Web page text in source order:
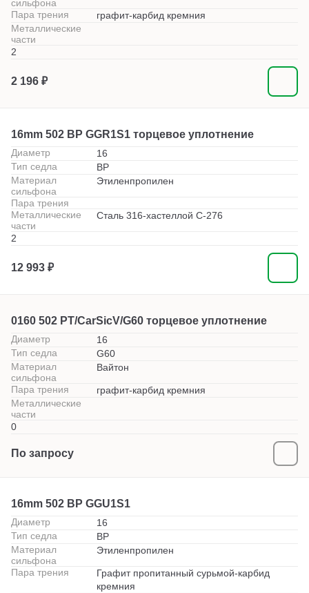
сильфона
Пара трения
графит-карбид кремния
Металлические
части
2
2 196 ₽
16mm 502 BP GGR1S1 торцевое уплотнение
Диаметр
16
Тип седла
BP
Материал
сильфона
Этиленпропилен
Пара трения
Металлические
части
Сталь 316-хастеллой С-276
2
12 993 ₽
0160 502 PT/CarSicV/G60 торцевое уплотнение
Диаметр
16
Тип седла
G60
Материал
сильфона
Вайтон
Пара трения
графит-карбид кремния
Металлические
части
0
По запросу
16mm 502 BP GGU1S1
Диаметр
16
Тип седла
BP
Материал
сильфона
Этиленпропилен
Пара трения
Графит пропитанный сурьмой-карбид
кремния